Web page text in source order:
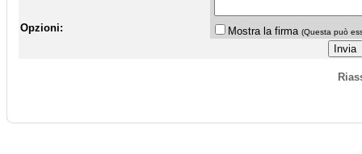
Opzioni: Mostra la firma (Questa può